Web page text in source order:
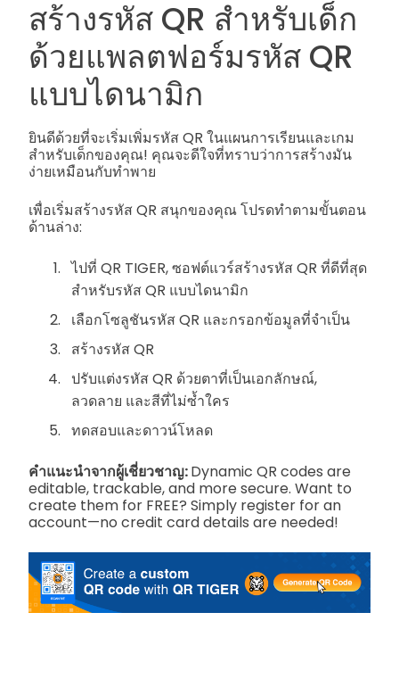
สร้างรหัส QR สำหรับเด็ก
ด้วยแพลตฟอร์มรหัส QR
แบบไดนามิก
ยินดีด้วยที่จะเริ่มเพิ่มรหัส QR ในแผนการเรียนและเกม
สำหรับเด็กของคุณ! คุณจะดีใจที่ทราบว่าการสร้างมัน
ง่ายเหมือนกับทำพาย
เพื่อเริ่มสร้างรหัส QR สนุกของคุณ โปรดทำตามขั้นตอน
ด้านล่าง:
ไปที่ QR TIGER, ซอฟต์แวร์สร้างรหัส QR ที่ดีที่สุด
สำหรับรหัส QR แบบไดนามิก
เลือกโซลูชันรหัส QR และกรอกข้อมูลที่จำเป็น
สร้างรหัส QR
ปรับแต่งรหัส QR ด้วยตาที่เป็นเอกลักษณ์,
ลวดลาย และสีที่ไม่ซ้ำใคร
ทดสอบและดาวน์โหลด
คำแนะนำจากผู้เชี่ยวชาญ:Dynamic QR codes are
editable, trackable, and more secure. Want to
create them for FREE? Simply register for an
account—no credit card details are needed!